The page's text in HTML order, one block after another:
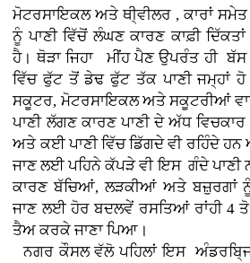
ਮੋਟਰਸਾਇਕਲ ਅਤੇ ਥੀ੍ਵੀਲਰ , ਕਾਰਾਂਸਮੇਤ
ਨੂੰ ਪਾਣੀ ਵਿੱਚੋਂ ਲੰਘਣ ਕਾਰਣ ਕਾਫ਼ੀ
ਹੈ। ਥੋੜਾ ਜਿਹਾ ਮੀਂਹ ਪੈਣ ਉਪਰੰਤ ਹੀ
ਵਿੱਚ ਫੁੱਟ ਤੋਂ ਡੇਢ ਫੁੱਟ ਤੱਕ ਪਾਣੀ ਜਮ੍ਹਾਂ
ਸਕੂਟਰ, ਮੋਟਰਸਾਇਕਲ ਅਤੇ ਸਕੂਟਰੀਆਂ
ਪਾਣੀ ਲੱਗਣ ਕਾਰਣ ਪਾਣੀ ਦੇ ਅੱਧ
ਅਤੇ ਕਈ ਪਾਣੀ ਵਿੱਚ ਡਿੱਗਦੇ ਵੀ ਰਹਿੰਦੇ
ਜਾਣ ਲਈ ਪਹਿਨੇ ਕੱਪੜੇ ਵੀ ਇਸ ਗੰਦੇ ਪਾਣੀ
ਕਾਰਣ ਬੱਚਿਆਂ, ਲੜਕੀਆਂ ਅਤੇ ਬਜ਼ੁਰਗਾਂ
ਜਾਣ ਲਈ ਹੋਰ ਬਦਲਵੇਂ ਰਸਤਿਆਂ ਰਾਂਹੀ 4
ਤੈਅ ਕਰਕੇ ਜਾਣਾ ਪਿਆ।
ਨਗਰ ਕੌਸਲ ਵੱਲੋ ਪਹਿਲਾਂ ਇਸ